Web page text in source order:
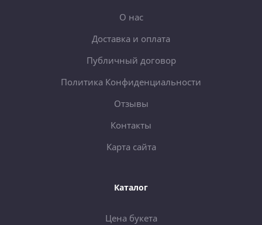
О нас
Доставка и оплата
Публичный договор
Политика Конфиденциальности
Отзывы
Контакты
Карта сайта
Каталог
Цена букета